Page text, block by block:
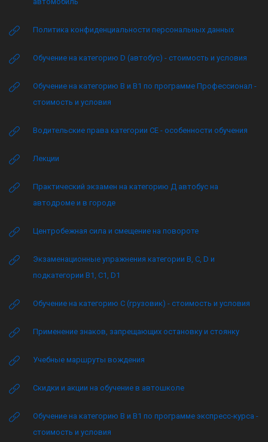
Политика конфиденциальности персональных данных
Обучение на категорию D (автобус) - стоимость и условия
Обучение на категорию B и B1 по программе Профессионал -
стоимость и условия
Водительские права категории CE - особенности обучения
Лекции
Практический экзамен на категорию Д автобус на
автодроме и в городе
Центробежная сила и смещение на повороте
Экзаменационные упражнения категории B, C, D и
подкатегории B1, C1, D1
Обучение на категорию C (грузовик) - стоимость и условия
Применение знаков, запрещающих остановку и стоянку
Учебные маршруты вождения
Скидки и акции на обучение в автошколе
Обучение на категорию B и B1 по программе экспресс-курса -
стоимость и условия